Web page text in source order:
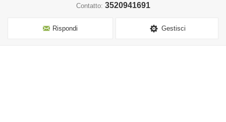
Contatto: 3520941691
Rispondi Gestisci